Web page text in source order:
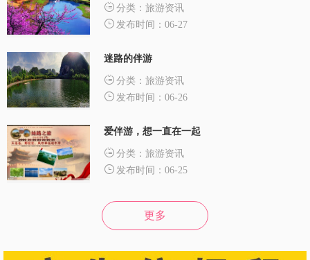
分类：旅游资讯
发布时间：06-27
迷路的伴游
分类：旅游资讯
发布时间：06-26
爱伴游，想一直在一起
分类：旅游资讯
发布时间：06-25
更多